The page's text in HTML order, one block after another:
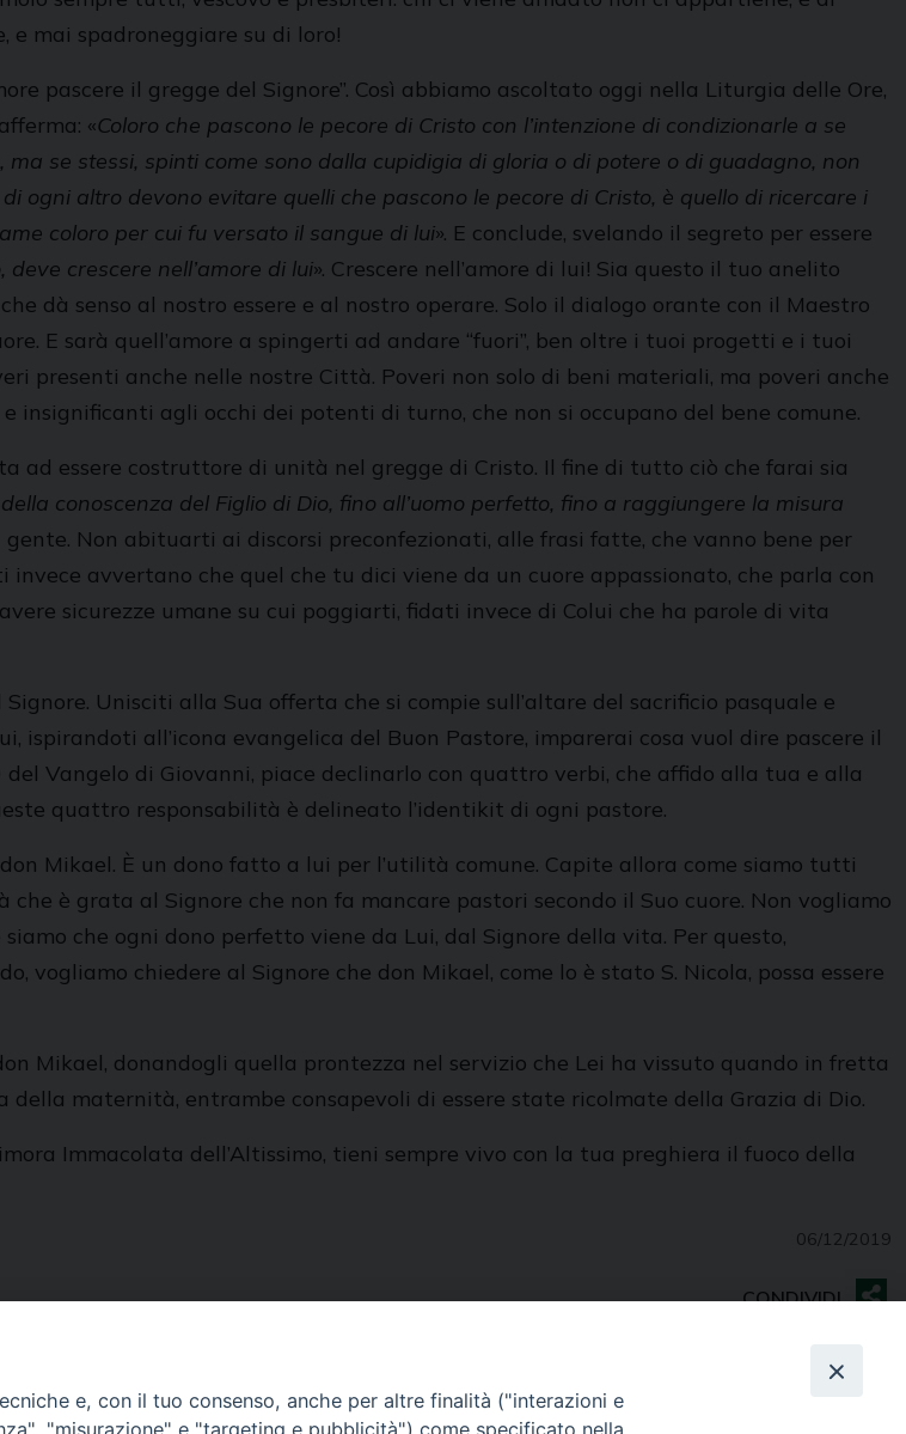
e mai spadroneggiare su di loro!
pascere il gregge del Signore”. Così abbiamo ascoltato oggi nella Liturgia delle Ore,
«Coloro che pascono le pecore di Cristo con l’intenzione di condizionarle a se
se stessi, spinti come sono dalla cupidigia di gloria o di potere o di guadagno, non
ogni altro devono evitare quelli che pascono le pecore di Cristo, è quello di ricercare i
coloro per cui fu versato il sangue di lui». E conclude, svelando il segreto per essere
deve crescere nell’amore di lui». Crescere nell’amore di lui! Sia questo il tuo anelito
dà senso al nostro essere e al nostro operare. Solo il dialogo orante con il Maestro
E sarà quell’amore a spingerti ad andare “fuori”, ben oltre i tuoi progetti e i tuoi
presenti anche nelle nostre Città. Poveri non solo di beni materiali, ma poveri anche
agli occhi dei potenti di turno, che non si occupano del bene comune.
ad essere costruttore di unità nel gregge di Cristo. Il fine di tutto ciò che farai sia
conoscenza del Figlio di Dio, fino all’uomo perfetto, fino a raggiungere la misura
gente. Non abituarti ai discorsi preconfezionati, alle frasi fatte, che vanno bene per
avvertano che quel che tu dici viene da un cuore appassionato, che parla con
sicurezze umane su cui poggiarti, fidati invece di Colui che ha parole di vita
Unisciti alla Sua offerta che si compie sull’altare del sacrificio pasquale e
ispirandoti all’icona evangelica del Buon Pastore, imparerai cosa vuol dire pascere il
Vangelo di Giovanni, piace declinarlo con quattro verbi, che affido alla tua e alla
quattro responsabilità è delineato l’identikit di ogni pastore.
Mikael. È un dono fatto a lui per l’utilità comune. Capite allora come siamo tutti
è grata al Signore che non fa mancare pastori secondo il Suo cuore. Non vogliamo
che ogni dono perfetto viene da Lui, dal Signore della vita. Per questo,
chiedere al Signore che don Mikael, come lo è stato S. Nicola, possa essere
Mikael, donandogli quella prontezza nel servizio che Lei ha vissuto quando in fretta
maternità, entrambe consapevoli di essere state ricolmate della Grazia di Dio.
Immacolata dell’Altissimo, tieni sempre vivo con la tua preghiera il fuoco della
06/12/2019
e, con il tuo consenso, anche per altre finalità ("interazioni e